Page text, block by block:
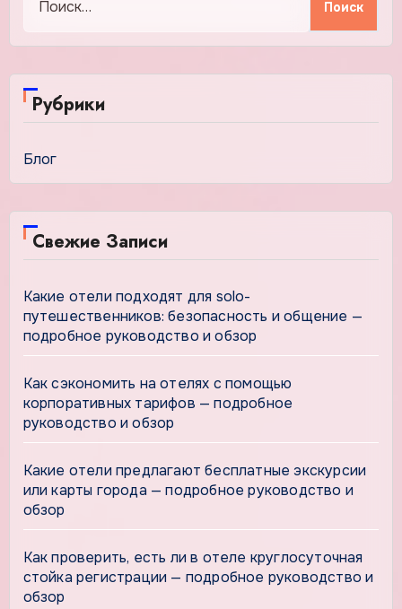
Рубрики
Блог
Свежие Записи
Какие отели подходят для solo-
путешественников: безопасность и общение —
подробное руководство и обзор
Как сэкономить на отелях с помощью
корпоративных тарифов — подробное
руководство и обзор
Какие отели предлагают бесплатные экскурсии
или карты города — подробное руководство и
обзор
Как проверить, есть ли в отеле круглосуточная
стойка регистрации — подробное руководство и
обзор